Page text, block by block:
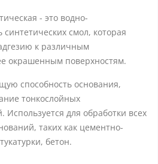
- это водно-
смол, которая
к различным
окрашенным поверхностям.
способность основания,
тонкослойных
для обработки всех
таких как цементно-
бетон.